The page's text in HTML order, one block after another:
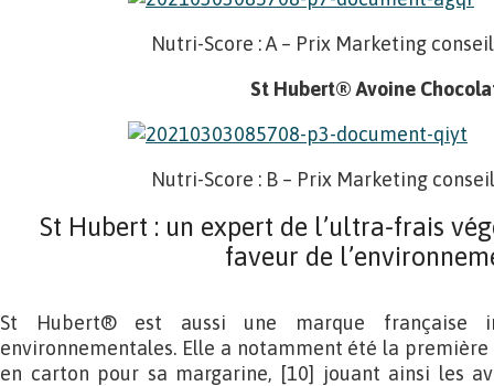
Nutri-Score : A – Prix Marketing
St Hubert® Avoine
Nutri-Score : B – Prix Marketing
St Hubert : un expert de l’ultra-frais
faveur de
St Hubert® est aussi une marque française
environnementales. Elle a notamment été la
en carton pour sa margarine, [10] jouant ainsi les